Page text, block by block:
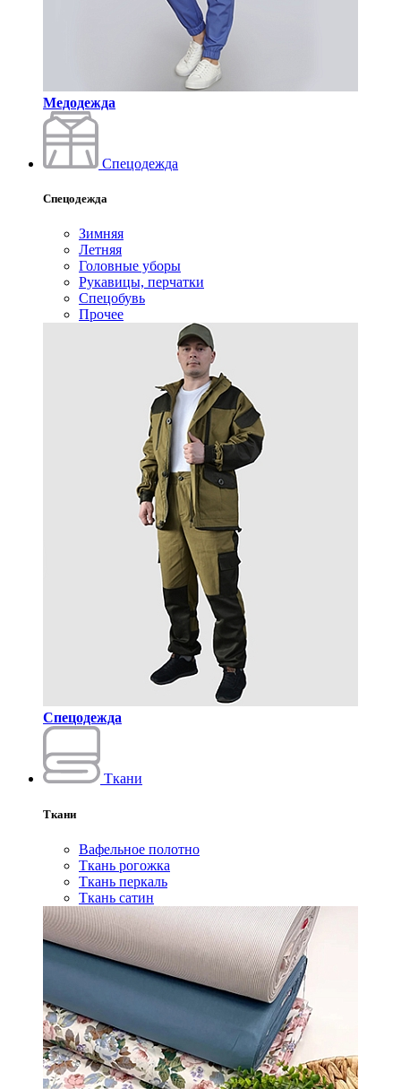
Медодежда
Спецодежда
Спецодежда
Зимняя
Летняя
Головные уборы
Рукавицы, перчатки
Спецобувь
Прочее
Спецодежда
Ткани
Ткани
Вафельное полотно
Ткань рогожка
Ткань перкаль
Ткань сатин